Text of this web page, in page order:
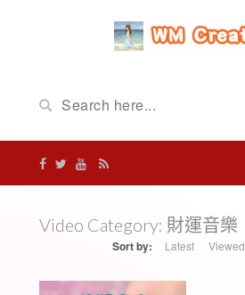
Video Category: 財運音樂
Sort by: Latest Viewed